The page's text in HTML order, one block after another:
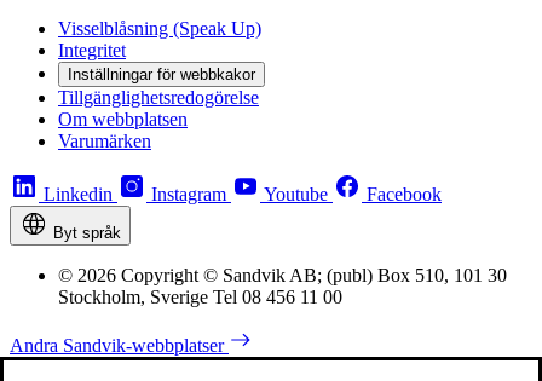
Visselblåsning (Speak Up)
Integritet
Inställningar för webbkakor
Tillgänglighetsredogörelse
Om webbplatsen
Varumärken
Linkedin Instagram Youtube Facebook
Byt språk
© 2026 Copyright © Sandvik AB; (publ) Box 510, 101 30
Stockholm, Sverige Tel 08 456 11 00
Andra Sandvik-webbplatser